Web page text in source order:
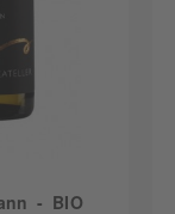
- BIO